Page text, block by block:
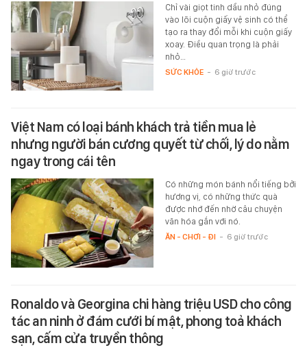
Chỉ vài giọt tinh dầu nhỏ đúng
vào lõi cuộn giấy vệ sinh có thể
tạo ra thay đổi mỗi khi cuộn giấy
xoay. Điều quan trọng là phải
nhỏ…
SỨC KHỎE - 6 giờ trước
Việt Nam có loại bánh khách trả tiền mua lẻ
nhưng người bán cương quyết từ chối, lý do nằm
ngay trong cái tên
Có những món bánh nổi tiếng bởi
hương vị, có những thức quà
được nhớ đến nhờ câu chuyện
văn hóa gắn với nó.
ĂN - CHƠI - ĐI - 6 giờ trước
Ronaldo và Georgina chi hàng triệu USD cho công
tác an ninh ở đám cưới bí mật, phong toả khách
sạn, cấm cửa truyền thông